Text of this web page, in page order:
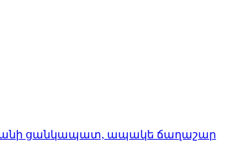
ցանկապատ, ապակե ճաղաշար